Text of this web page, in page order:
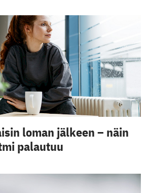
loman jälkeen – näin
palautuu